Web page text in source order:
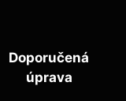
Doporučená
úprava